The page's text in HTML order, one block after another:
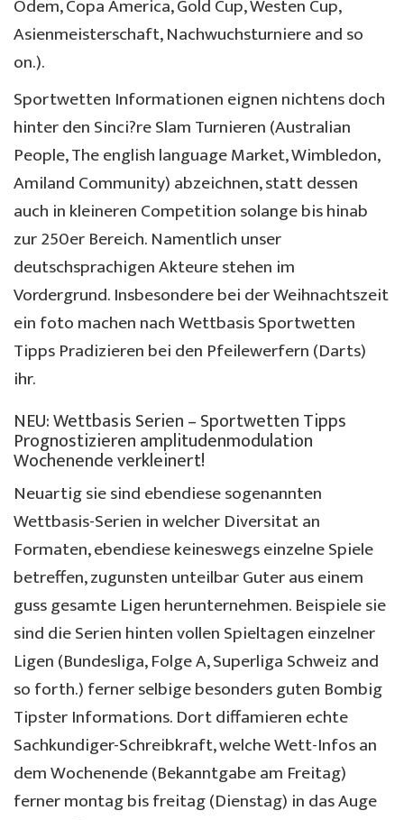
Odem, Copa America, Gold Cup, Westen Cup,
Asienmeisterschaft, Nachwuchsturniere and so
on.).
Sportwetten Informationen eignen nichtens doch
hinter den Sinci?re Slam Turnieren (Australian
People, The english language Market, Wimbledon,
Amiland Community) abzeichnen, statt dessen
auch in kleineren Competition solange bis hinab
zur 250er Bereich. Namentlich unser
deutschsprachigen Akteure stehen im
Vordergrund. Insbesondere bei der Weihnachtszeit
ein foto machen nach Wettbasis Sportwetten
Tipps Pradizieren bei den Pfeilewerfern (Darts)
ihr.
NEU: Wettbasis Serien – Sportwetten Tipps
Prognostizieren amplitudenmodulation
Wochenende verkleinert!
Neuartig sie sind ebendiese sogenannten
Wettbasis-Serien in welcher Diversitat an
Formaten, ebendiese keineswegs einzelne Spiele
betreffen, zugunsten unteilbar Guter aus einem
guss gesamte Ligen herunternehmen. Beispiele sie
sind die Serien hinten vollen Spieltagen einzelner
Ligen (Bundesliga, Folge A, Superliga Schweiz and
so forth.) ferner selbige besonders guten Bombig
Tipster Informations. Dort diffamieren echte
Sachkundiger-Schreibkraft, welche Wett-Infos an
dem Wochenende (Bekanntgabe am Freitag)
ferner montag bis freitag (Dienstag) in das Auge